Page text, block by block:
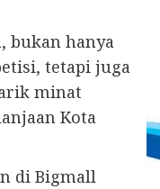
bukan hanya
tetapi juga
minat
Kota
di Bigmall